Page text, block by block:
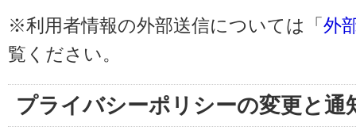
※利用者情報の外部送信については「外
覧ください。
プライバシーポリシーの変更と通